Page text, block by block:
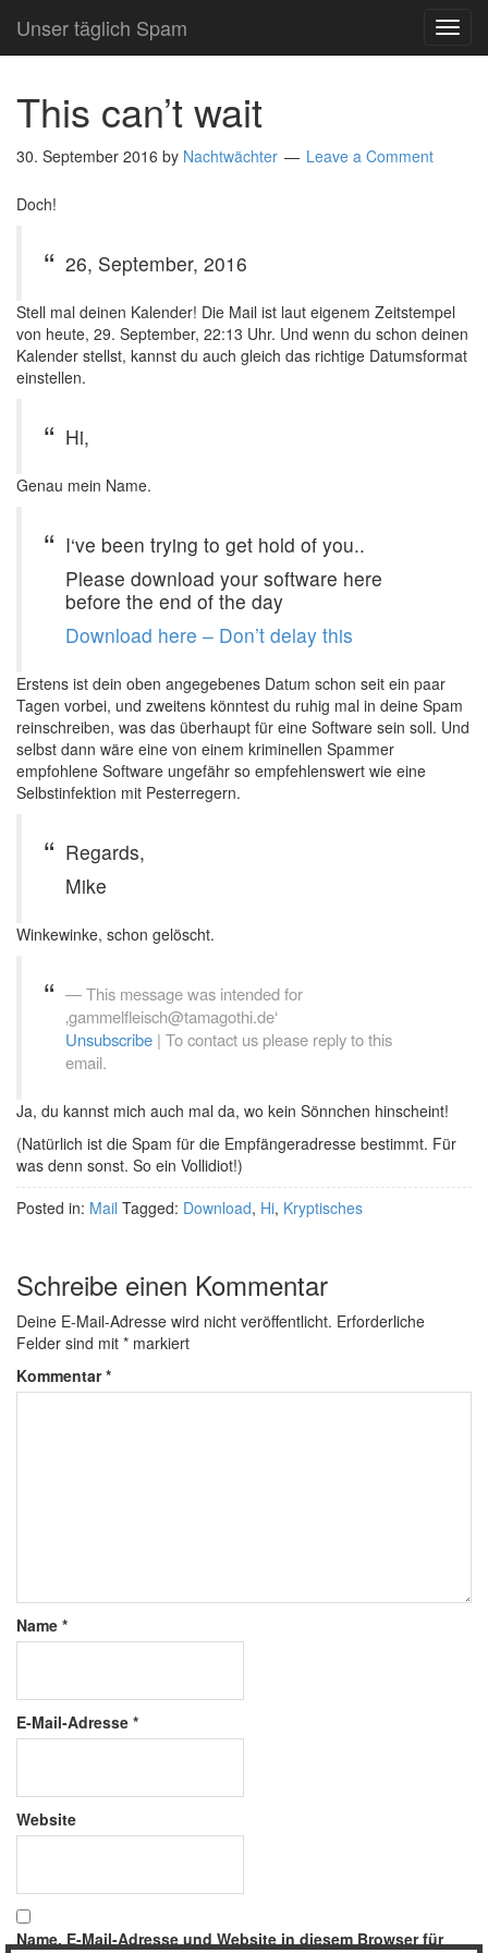
Unser täglich Spam
This can’t wait
30. September 2016 by Nachtwächter Leave a Comment
Doch!
26, September, 2016
Stell mal deinen Kalender! Die Mail ist laut eigenem Zeitstempel
von heute, 29. September, 22:13 Uhr. Und wenn du schon deinen
Kalender stellst, kannst du auch gleich das richtige Datumsformat
einstellen.
Hi,
Genau mein Name.
I‘ve been trying to get hold of you..
Please download your software here
before the end of the day
Download here – Don’t delay this
Erstens ist dein oben angegebenes Datum schon seit ein paar
Tagen vorbei, und zweitens könntest du ruhig mal in deine Spam
reinschreiben, was das überhaupt für eine Software sein soll. Und
selbst dann wäre eine von einem kriminellen Spammer
empfohlene Software ungefähr so empfehlenswert wie eine
Selbstinfektion mit Pesterregern.
Regards,
Mike
Winkewinke, schon gelöscht.
This message was intended for
‚gammelfleisch@tamagothi.de‘
Unsubscribe | To contact us please reply to this
email.
Ja, du kannst mich auch mal da, wo kein Sönnchen hinscheint!
(Natürlich ist die Spam für die Empfängeradresse bestimmt. Für
was denn sonst. So ein Vollidiot!)
Posted in: Mail Tagged: Download, Hi, Kryptisches
Schreibe einen Kommentar
Deine E-Mail-Adresse wird nicht veröffentlicht. Erforderliche
Felder sind mit * markiert
Kommentar*
Name *
E-Mail-Adresse *
Website
Name, E-Mail-Adresse und Website in diesem Browser für